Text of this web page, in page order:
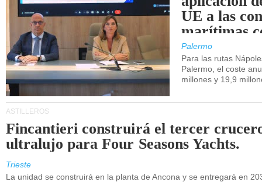
UE a las
marítimas
de Sicilia.
Palermo
Para las rutas
Palermo, el coste
millones y 19,9
ASTILLEROS
Fincantieri construirá el tercer
ultralujo para Four Seasons Yachts.
Trieste
La unidad se construirá en la planta de Ancona y se entregará en